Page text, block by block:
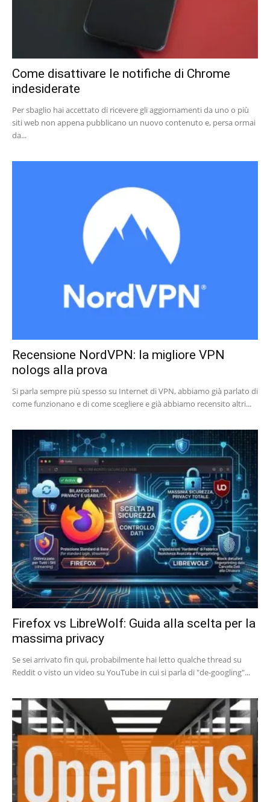
Come disattivare le notifiche di Chrome
indesiderate
Per sbaglio hai accettato di ricevere gli aggiornamenti da uno o più
siti web non appena pubblicano un nuovo contenuto e, persa ormai
da...
Recensione NordVPN: la migliore VPN
nologs alla prova
Si parla sempre più spesso su Internet di VPN, abbiamo già parlato di
come funzionano e di come scegliere e già abbiamo recensito altri...
Firefox vs LibreWolf: Guida alla scelta per la
massima privacy
Se sei arrivato fin qui, probabilmente hai letto qualche thread su
Reddit o visto un video su YouTube in cui si parla di "de-googling"...